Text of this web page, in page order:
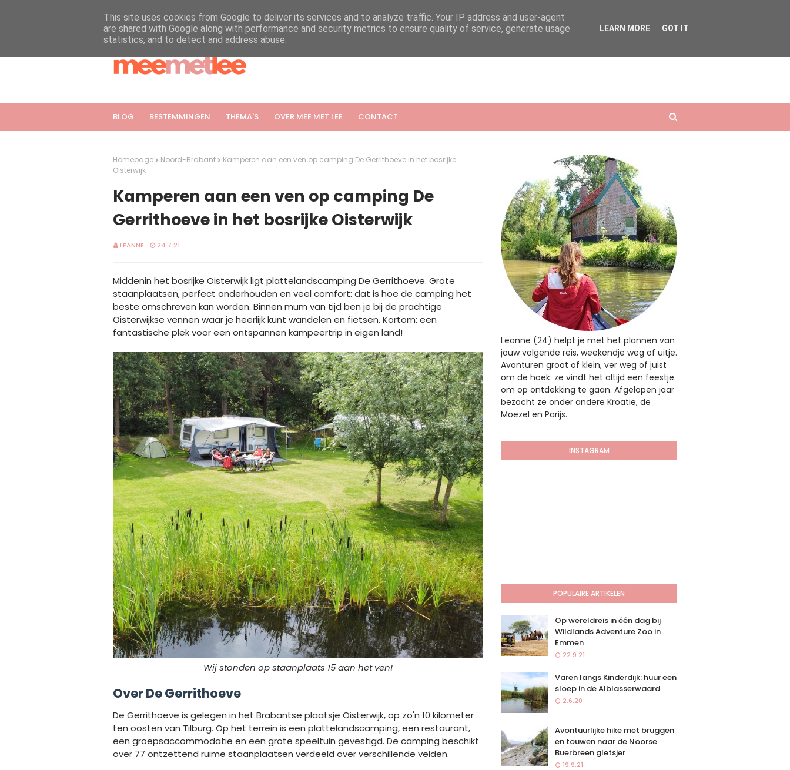
BLOG BESTEMMINGEN THEMA'S OVER MEE MET LEE CONTACT
Homepage Noord-Brabant
Kamperen aan een ven op camping De Gerrithoeve in het bosrijke
Oisterwijk
Kamperen aan een ven op camping De
Gerrithoeve in het bosrijke Oisterwijk
LEANNE 24.7.21
Middenin het bosrijke Oisterwijk ligt plattelandscamping De Gerrithoeve. Grote
staanplaatsen, perfect onderhouden en veel comfort: dat is hoe de camping het
beste omschreven kan worden. Binnen mum van tijd ben je bij de prachtige
Oisterwijkse vennen waar je heerlijk kunt wandelen en fietsen. Kortom: een
fantastische plek voor een ontspannen kampeertrip in eigen land!
Wij stonden op staanplaats 15 aan het ven!
Over De Gerrithoeve
De Gerrithoeve is gelegen in het Brabantse plaatsje Oisterwijk, op zo'n 10 kilometer
ten oosten van Tilburg. Op het terrein is een plattelandscamping, een restaurant,
een groepsaccommodatie en een grote speeltuin gevestigd. De camping beschikt
over 77 ontzettend ruime staanplaatsen verdeeld over verschillende velden.
Leanne (24) helpt je met het plannen van
jouw volgende reis, weekendje weg of uitje.
Avonturen groot of klein, ver weg of juist
om de hoek: ze vindt het altijd een feestje
om op ontdekking te gaan. Afgelopen jaar
bezocht ze onder andere Kroatië, de
Moezel en Parijs.
INSTAGRAM
POPULAIRE ARTIKELEN
Op wereldreis in één dag bij
Wildlands Adventure Zoo in
Emmen
22.9.21
Varen langs Kinderdijk: huur een
sloep in de Alblasserwaard
2.6.20
Avontuurlijke hike met bruggen
en touwen naar de Noorse
Buerbreen gletsjer
19.9.21
This site uses cookies from Google to deliver its services and to analyze traffic. Your IP address and user-agent
are shared with Google along with performance and security metrics to ensure quality of service, generate usage
statistics, and to detect and address abuse.
LEARN MORE GOT IT